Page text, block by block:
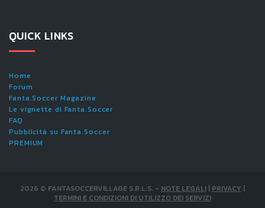
QUICK LINKS
Home
Forum
Fanta.Soccer Magazine
Le vignette di Fanta.Soccer
FAQ
Pubblicità su Fanta.Soccer
PREMIUM
2026 © FANTASOCCERVILLAGE S.R.L.S. - NOTE LEGALI | PRIVACY |
TERMINI E CONDIZIONI DI UTILIZZO DEI SERVIZI